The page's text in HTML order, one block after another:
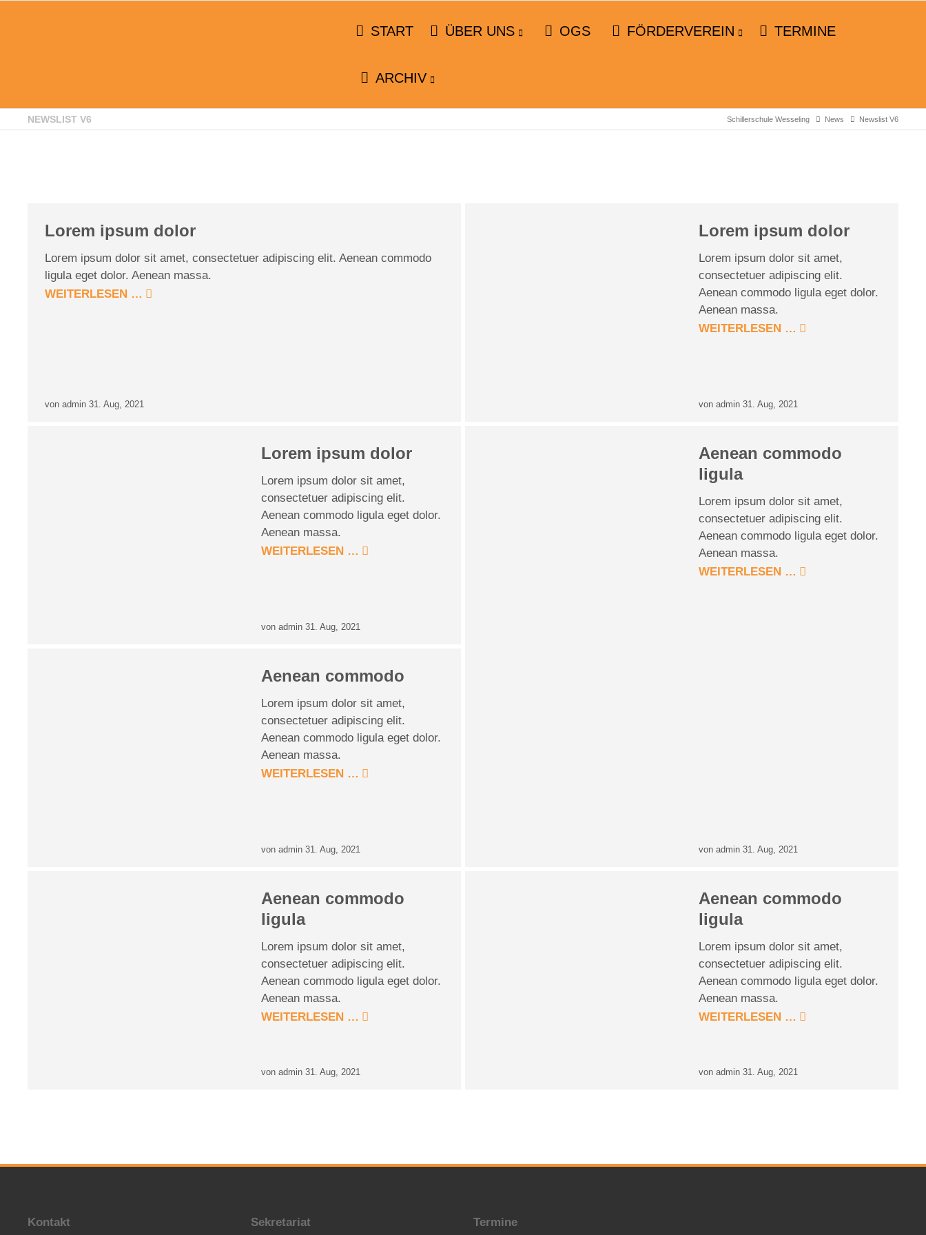
START ÜBER UNS OGS FÖRDERVEREIN TERMINE
ARCHIV
NEWSLIST V6 Schillerschule Wesseling News Newslist V6
Lorem ipsum dolor
Lorem ipsum dolor sit amet, consectetuer adipiscing elit. Aenean commodo
ligula eget dolor. Aenean massa.
WEITERLESEN …
von admin 31. Aug, 2021
Lorem ipsum dolor
Lorem ipsum dolor sit amet,
consectetuer adipiscing elit.
Aenean commodo ligula eget dolor.
Aenean massa.
WEITERLESEN …
von admin 31. Aug, 2021
Lorem ipsum dolor
Lorem ipsum dolor sit amet,
consectetuer adipiscing elit.
Aenean commodo ligula eget dolor.
Aenean massa.
WEITERLESEN …
von admin 31. Aug, 2021
Aenean commodo
ligula
Lorem ipsum dolor sit amet,
consectetuer adipiscing elit.
Aenean commodo ligula eget dolor.
Aenean massa.
WEITERLESEN …
von admin 31. Aug, 2021
Aenean commodo
Lorem ipsum dolor sit amet,
consectetuer adipiscing elit.
Aenean commodo ligula eget dolor.
Aenean massa.
WEITERLESEN …
von admin 31. Aug, 2021
Aenean commodo
ligula
Lorem ipsum dolor sit amet,
consectetuer adipiscing elit.
Aenean commodo ligula eget dolor.
Aenean massa.
WEITERLESEN …
von admin 31. Aug, 2021
Aenean commodo
ligula
Lorem ipsum dolor sit amet,
consectetuer adipiscing elit.
Aenean commodo ligula eget dolor.
Aenean massa.
WEITERLESEN …
von admin 31. Aug, 2021
Kontakt Sekretariat Termine